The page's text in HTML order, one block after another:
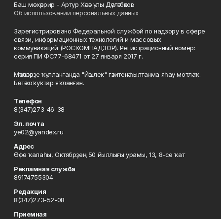
Баш мөхәррир - Артур Хәсән улы Дәүләтбәков
Об использовании персональных данных
Зарегистрировано Федеральной службой по надзору в сфере
связи, информационных технологий и массовых
коммуникаций (РОСКОМНАДЗОР). Регистрационный номер:
серия ПИ ФС77-68471 от 27 января 2017 г.
Мәҡәләләрҙе ҡулланғанда "Йәшлек" гәзитенә һылтанма яһау мотлаҡ.
Бөтә хоҡуҡтар яҡланған.
Телефон
8(347)273-46-38
Эл. почта
ye02@yandex.ru
Адрес
Өфө ҡалаһы, Октябрҙең 50 йыллығы урамы, 13, 8-се ҡат
Рекламная служба
89174755304
Редакция
8(347)273-52-08
Приемная